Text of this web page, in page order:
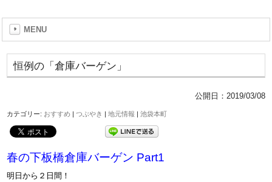
MENU
恒例の「倉庫バーゲン」
公開日： 2019/03/08
カテゴリー: おすすめ |つぶやき |地元情報 |池袋本町
春の下板橋倉庫バーゲン Part1
明日から２日間！